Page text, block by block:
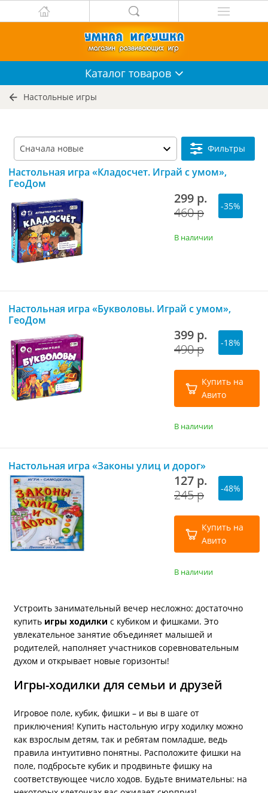
Каталог товаров
Настольные игры
Фильтры
Настольная игра «Кладосчет. Играй с умом»,
ГеоДом
299 р.
460 р
-35%
В наличии
Настольная игра «Букволовы. Играй с умом»,
ГеоДом
399 р.
490 р
-18%
Купить на
Авито
В наличии
Настольная игра «Законы улиц и дорог»
127 р.
245 р
-48%
Купить на
Авито
В наличии
Устроить занимательный вечер несложно: достаточно
купить игры ходилки с кубиком и фишками. Это
увлекательное занятие объединяет малышей и
родителей, наполняет участников соревновательным
духом и открывает новые горизонты!
Игры-ходилки для семьи и друзей
Игровое поле, кубик, фишки – и вы в шаге от
приключения! Купить настольную игру ходилку можно
как взрослым детям, так и ребятам помладше, ведь
правила интуитивно понятны. Расположите фишки на
поле, подбросьте кубик и продвиньте фишку на
соответствующее число ходов. Будьте внимательны: на